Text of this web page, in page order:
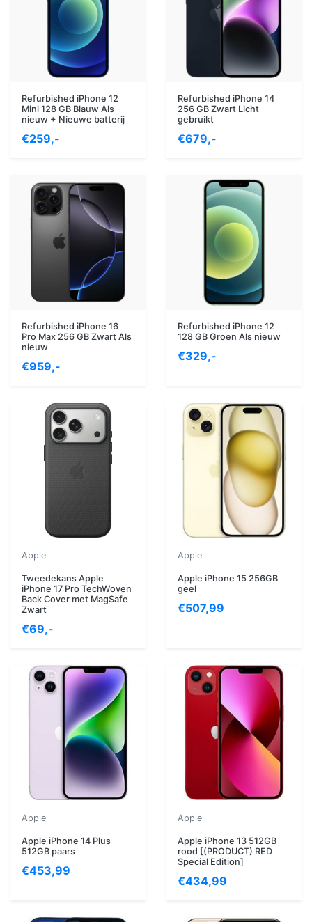
Refurbished iPhone 12
Mini 128 GB Blauw Als
nieuw + Nieuwe batterij
€259,-
Refurbished iPhone 14
256 GB Zwart Licht
gebruikt
€679,-
Refurbished iPhone 16
Pro Max 256 GB Zwart Als
nieuw
€959,-
Refurbished iPhone 12
128 GB Groen Als nieuw
€329,-
Apple
Tweedekans Apple
iPhone 17 Pro TechWoven
Back Cover met MagSafe
Zwart
€69,-
Apple
Apple iPhone 15 256GB
geel
€507,99
Apple
Apple iPhone 14 Plus
512GB paars
€453,99
Apple
Apple iPhone 13 512GB
rood [(PRODUCT) RED
Special Edition]
€434,99